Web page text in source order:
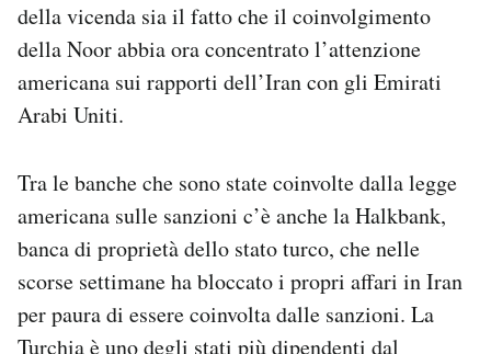
della vicenda sia il fatto che il coinvolgimento
della Noor abbia ora concentrato l’attenzione
americana sui rapporti dell’Iran con gli Emirati
Arabi Uniti.
Tra le banche che sono state coinvolte dalla legge
americana sulle sanzioni c’è anche la Halkbank,
banca di proprietà dello stato turco, che nelle
scorse settimane ha bloccato i propri affari in Iran
per paura di essere coinvolta dalle sanzioni. La
Turchia è uno degli stati più dipendenti dal